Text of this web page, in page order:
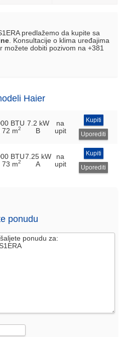
predlažemo da kupite sa
. Konsultacije o klima uređajima
možete dobiti pozivom na +381
Haier
BTU
72 m2
7.2 kW
B
na
upit
Kupiti
Uporediti
BTU
73 m2
7.25 kW
A
na
upit
Kupiti
Uporediti
ponudu